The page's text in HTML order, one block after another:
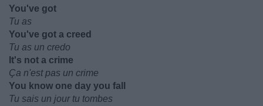
You've got
Tu as
You've got a creed
Tu as un credo
It's not a crime
Ça n'est pas un crime
You know one day you fall
Tu sais un jour tu tombes